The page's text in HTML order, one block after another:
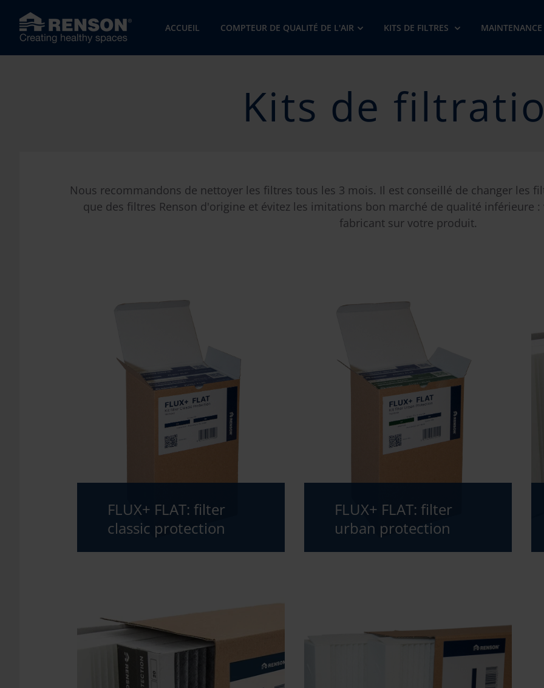
ACCUEIL COMPTEUR DE QUALITÉ DE L'AIR KITS DE FILTRES MAINTENANCE
Kits de
Nous recommandons de nettoyer les filtres tous les 3 mois. Il est conseillé de changer les
que des filtres Renson d'origine et évitez les imitations bon marché de qualité inférieure
fabricant sur votre produit.
FLUX+ FLAT: filter
classic protection
FLUX+ FLAT: filter
urban protection